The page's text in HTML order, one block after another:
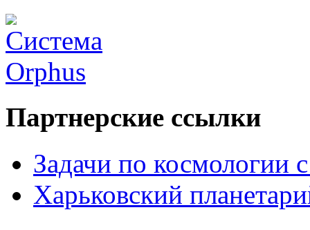
Партнерские ссылки
Задачи по космологии
Харьковский